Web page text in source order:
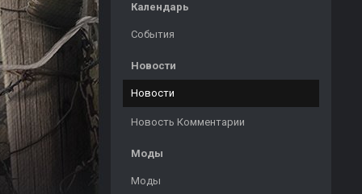
Календарь
События
Новости
Новости
Новость Комментарии
Моды
Моды